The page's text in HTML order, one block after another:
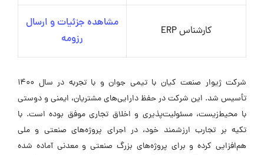
کارشناس ERP
مشاهده جزئیات و ارسال
رزومه
شرکت ژیوار صنعت کیان با تیمی جوان و با تجربه در سال 1400
تأسیس شد. این شرکت در حفظ دارایی‌های مشتریان، ایمنی و دوستی
با محیط‌زیست، مسئولیت‌پذیری و اخلاق تجاری موفق بوده است. با
تکیه بر تجارب ارزشمند خود، در اجرای پروژه‌های صنعتی و ملی
هم‌افزایی کرده و برای پروژه‌های بزرگ صنعتی و معدنی آماده شده